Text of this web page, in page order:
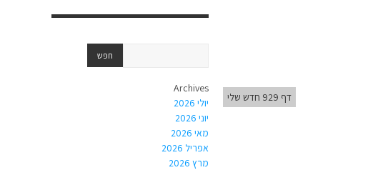
דף 929 חדש שלי
Archives
יולי 2026
יוני 2026
מאי 2026
אפריל 2026
מרץ 2026